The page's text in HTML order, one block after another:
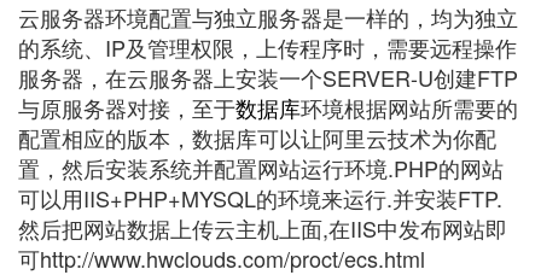
云服务器环境配置与独立服务器是一样的，均为独立
的系统、IP及管理权限，上传程序时，需要远程操作
服务器，在云服务器上安装一个SERVER-U创建FTP
与原服务器对接，至于数据库环境根据网站所需要的
配置相应的版本，数据库可以让阿里云技术为你配
置，然后安装系统并配置网站运行环境.PHP的网站
可以用IIS+PHP+MYSQL的环境来运行.并安装FTP.
然后把网站数据上传云主机上面,在IIS中发布网站即
可http://www.hwclouds.com/proct/ecs.html